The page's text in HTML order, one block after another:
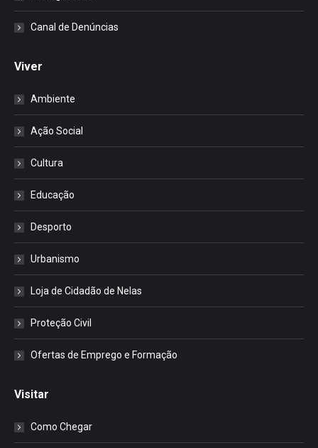
Canal de Denúncias
Viver
Ambiente
Ação Social
Cultura
Educação
Desporto
Urbanismo
Loja de Cidadão de Nelas
Proteção Civil
Ofertas de Emprego e Formação
Visitar
Como Chegar